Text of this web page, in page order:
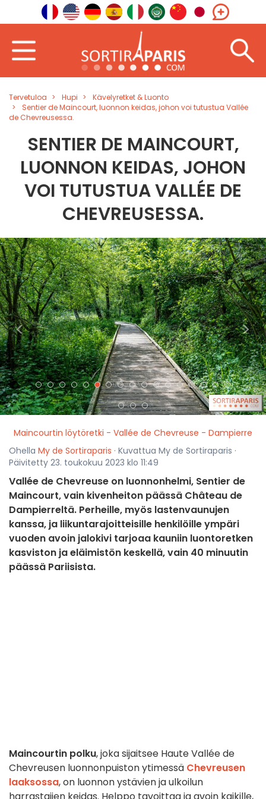
Tervetuloa Hupi
Kävelyretket & Luonto
Sentier de Maincourt, luonnon keidas, johon voi tutustua Vallée
de Chevreusessa.
SENTIER DE MAINCOURT,
LUONNON KEIDAS, JOHON
VOI TUTUSTUA VALLÉE DE
CHEVREUSESSA.
< >
Maincourtin löytöretki - Vallée de Chevreuse - Dampierre
Ohella My de Sortiraparis · Kuvattua My de Sortiraparis ·
Päivitetty 23. toukokuu 2023 klo 11:49
Vallée de Chevreuse on luonnonhelmi, Sentier de
Maincourt, vain kivenheiton päässä Château de
Dampierreltä. Perheille, myös lastenvaunujen
kanssa, ja liikuntarajoitteisille henkilöille ympäri
vuoden avoin jalokivi tarjoaa kauniin luontoretken
kasviston ja eläimistön keskellä, vain 40 minuutin
päässä Pariisista.
Maincourtin polku, joka sijaitsee Haute Vallée de
Chevreusen luonnonpuiston ytimessä Chevreusen
laaksossa, on luonnon ystävien ja ulkoilun